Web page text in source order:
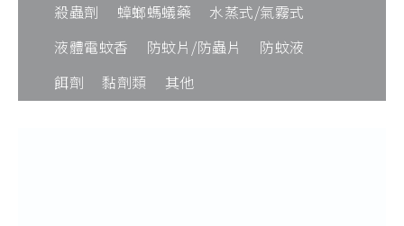
殺蟲劑
蟑螂螞蟻藥
水蒸式/氣霧式
液體電蚊香
防蚊片/防蟲片
防蚊液
餌劑
黏劑類 其他